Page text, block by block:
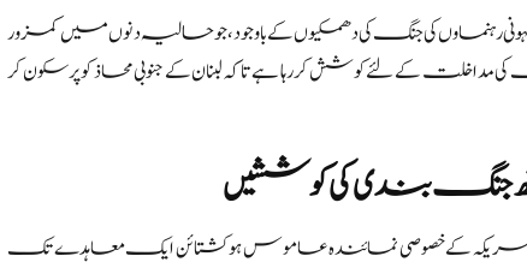
رہنماوں کی جنگ کی دھمکیوں کے باوجود، جو حالیہ دنوں میں کمزور
کے لئے کوشش کر رہا ہے تاکہ لبنان کے جنوبی محاذ کو پرسکون کر
جنگ بندی کی کوششیں
امریکہ کے خصوصی نمائندہ عاموس ہوکشتائن ایک معاہدے تک